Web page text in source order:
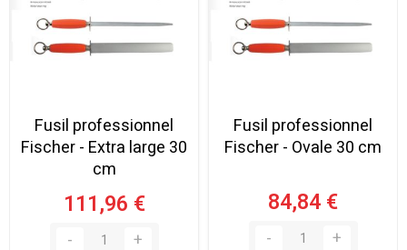
Fusil professionnel
Fischer - Extra large 30
cm
111,96 €
Fusil professionnel
Fischer - Ovale 30 cm
84,84 €